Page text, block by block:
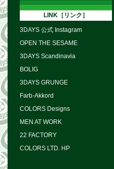
LINK［リンク］
3DAYS 公式 Instagram
OPEN THE SESAME
3DAYS Scandinavia
BOLIG
3DAYS GRUNGE
Farb-Akkord
COLORS Designs
MEN AT WORK
22 FACTORY
COLORS LTD. HP